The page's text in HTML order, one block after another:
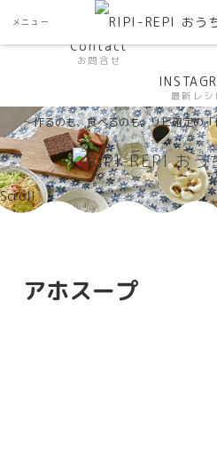
〜作るのも、食べるのも。リピ確定の
Scroll
HOME
Contact
お問合せ
最新レシ
アホスープ
メニュー